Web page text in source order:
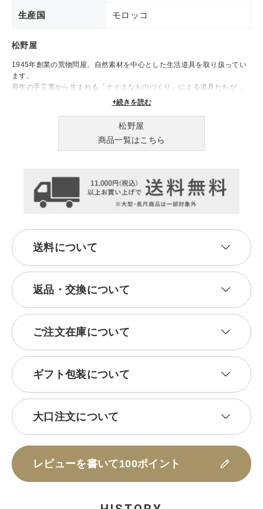
生産国 モロッコ
松野屋
1945年創業の荒物問屋。自然素材を中心とした生活道具を取り扱ってい
ます。
長年の手工業から生まれる「ナイスなものづくり」による道具たちが、
+続きを読む
松野屋
商品一覧はこちら
送料について
返品・交換について
ご注文在庫について
ギフト包装について
大口注文について
レビューを書いて100ポイント